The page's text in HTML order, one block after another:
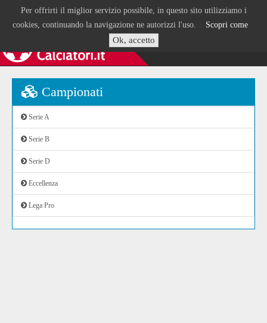
Per offrirti il miglior servizio possibile, in questo sito utilizziamo i
cookies, continuando la navigazione ne autorizzi l'uso. Scopri come
Ok, accetto
Campionati
Serie A
Serie B
Serie D
Eccellenza
Lega Pro